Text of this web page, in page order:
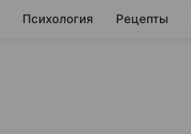
Психология Рецепты